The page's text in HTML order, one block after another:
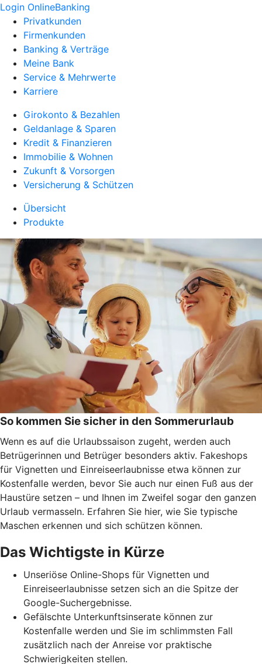
Login OnlineBanking
Privatkunden
Firmenkunden
Banking & Verträge
Meine Bank
Service & Mehrwerte
Karriere
Girokonto & Bezahlen
Geldanlage & Sparen
Kredit & Finanzieren
Immobilie & Wohnen
Zukunft & Vorsorgen
Versicherung & Schützen
Übersicht
Produkte
So kommen Sie sicher in den Sommerurlaub
Wenn es auf die Urlaubssaison zugeht, werden auch
Betrügerinnen und Betrüger besonders aktiv. Fakeshops
für Vignetten und Einreiseerlaubnisse etwa können zur
Kostenfalle werden, bevor Sie auch nur einen Fuß aus der
Haustüre setzen – und Ihnen im Zweifel sogar den ganzen
Urlaub vermasseln. Erfahren Sie hier, wie Sie typische
Maschen erkennen und sich schützen können.
Das Wichtigste in Kürze
Unseriöse Online-Shops für Vignetten und
Einreiseerlaubnisse setzen sich an die Spitze der
Google-Suchergebnisse.
Gefälschte Unterkunftsinserate können zur
Kostenfalle werden und Sie im schlimmsten Fall
zusätzlich nach der Anreise vor praktische
Schwierigkeiten stellen.